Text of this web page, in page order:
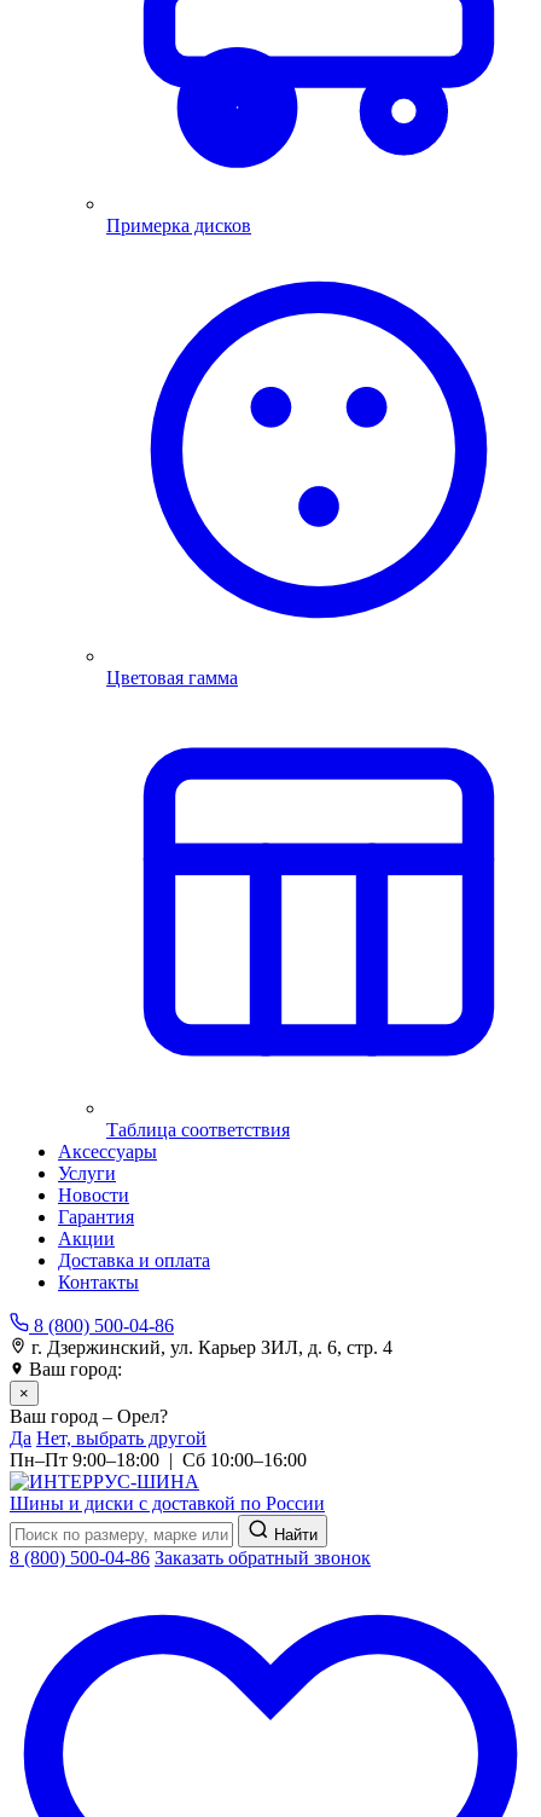
Примерка дисков
Цветовая гамма
Таблица соответствия
Аксессуары
Услуги
Новости
Гарантия
Акции
Доставка и оплата
Контакты
8 (800) 500-04-86
г. Дзержинский, ул. Карьер ЗИЛ, д. 6, стр. 4
Ваш город:
×
Ваш город – Орел?
Да Нет, выбрать другой
Пн–Пт 9:00–18:00 | Сб 10:00–16:00
Шины и диски с доставкой по России
Найти
8 (800) 500-04-86 Заказать обратный звонок